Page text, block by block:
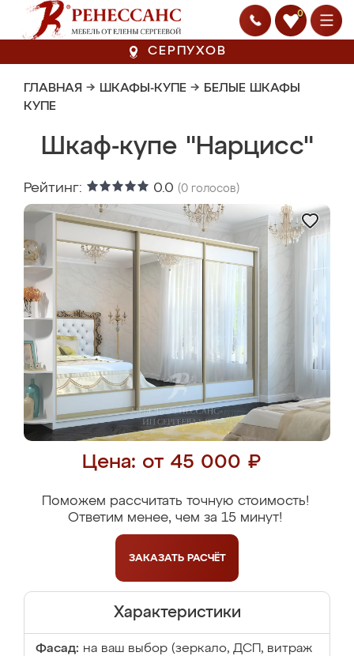
0
СЕРПУХОВ
ГЛАВНАЯ → ШКАФЫ-КУПЕ → БЕЛЫЕ ШКАФЫ
КУПЕ
Шкаф-купе "Нарцисс"
Рейтинг: 0.0 (0 голосов)
Цена: от 45 000 ₽
Поможем рассчитать точную стоимость!
Ответим менее, чем за 15 минут!
ЗАКАЗАТЬ РАСЧЁТ
Характеристики
Фасад: на ваш выбор (зеркало, ДСП, витраж